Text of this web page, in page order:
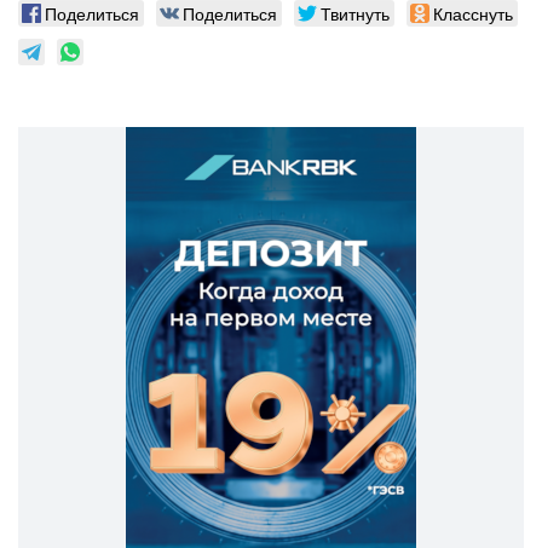
Поделиться Поделиться Твитнуть Класснуть